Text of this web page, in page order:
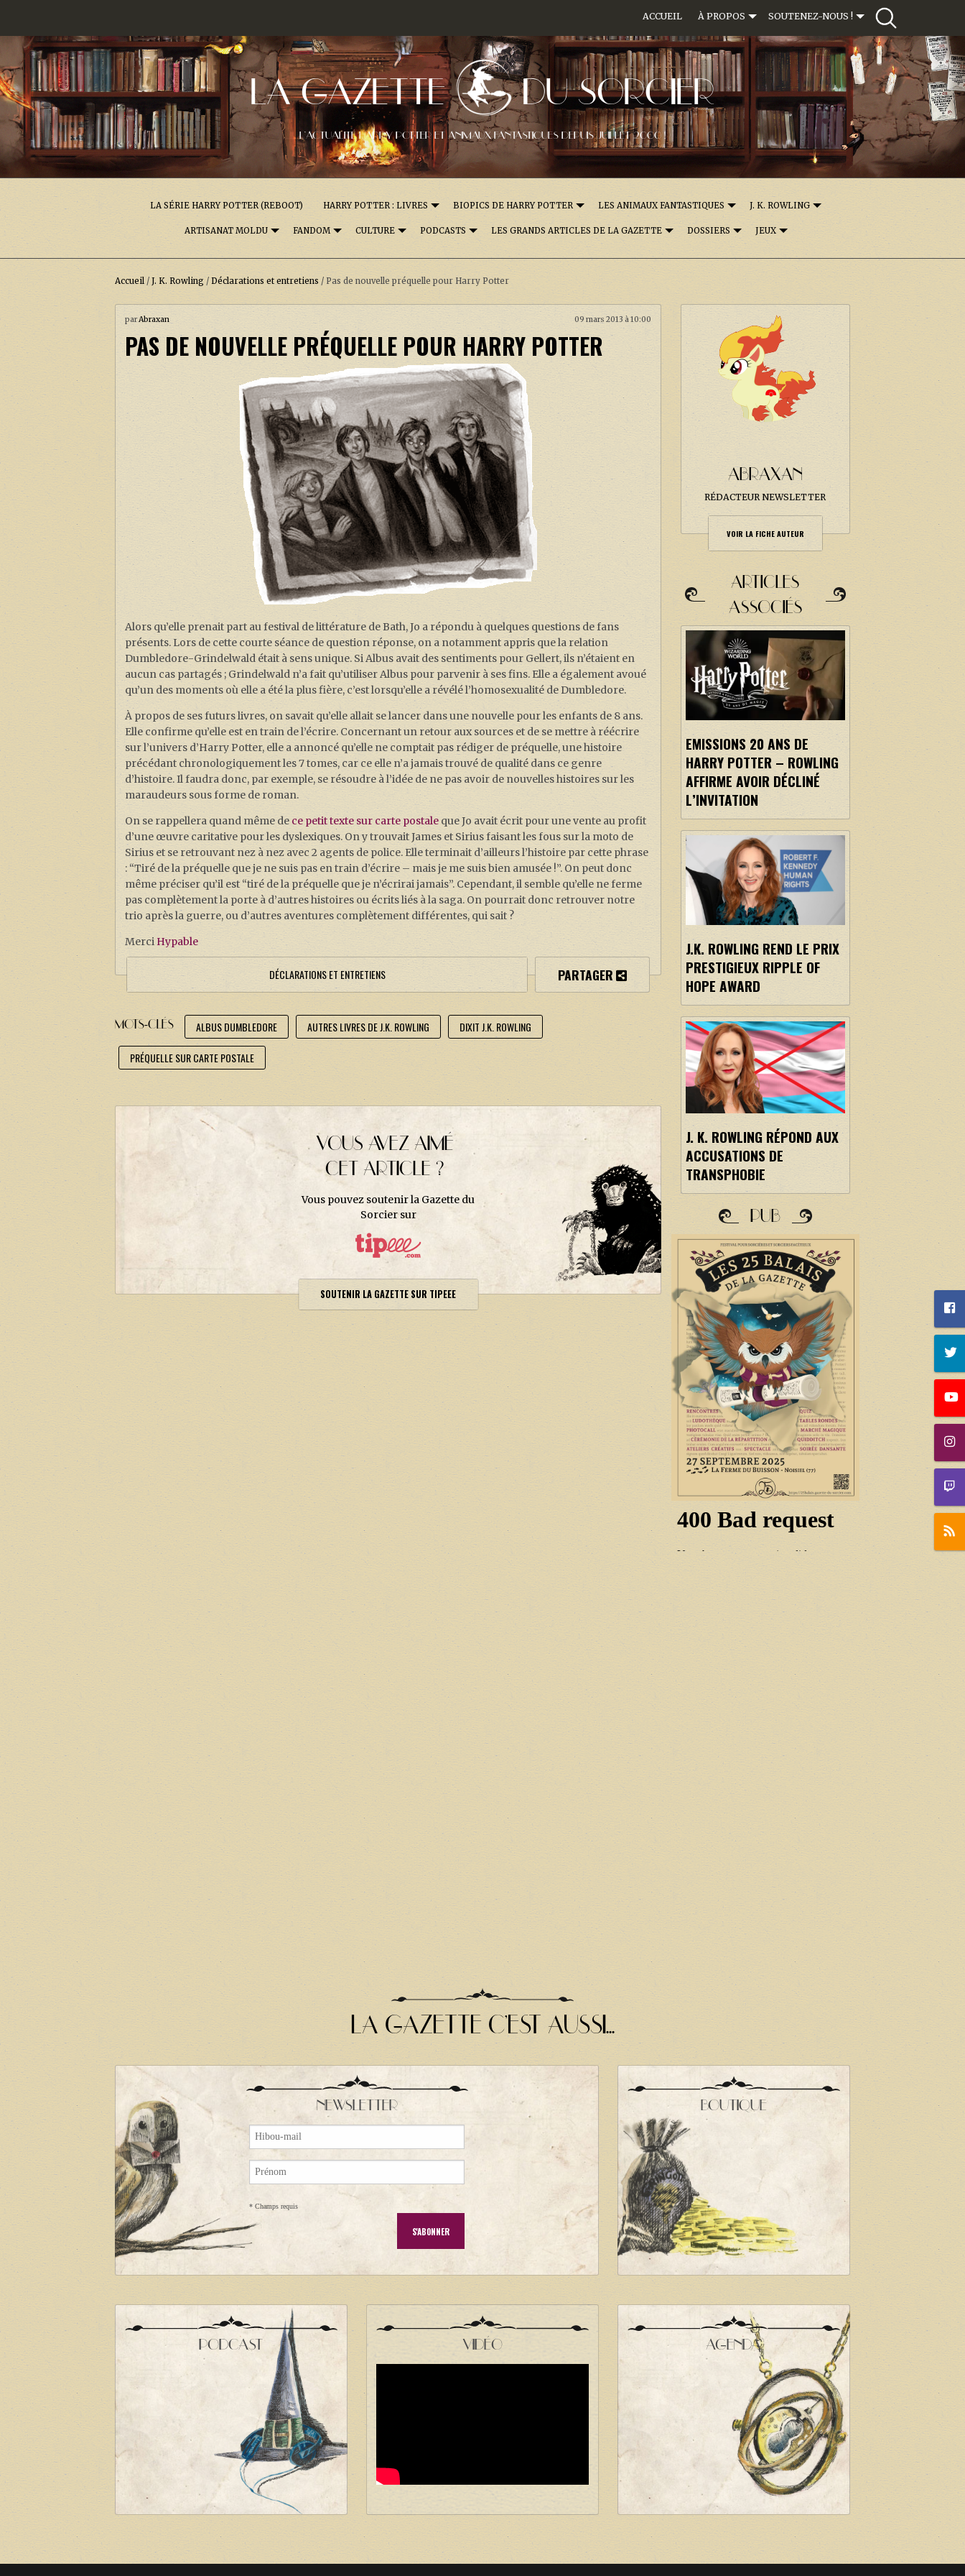
ACCUEIL À PROPOS SOUTENEZ-NOUS !
LA GAZETTE DU SORCIER
L'ACTUALITÉ HARRY POTTER ET ANIMAUX FANTASTIQUES DEPUIS JUILLET 2000 !
LA SÉRIE HARRY POTTER (REBOOT) HARRY POTTER : LIVRES BIOPICS DE HARRY POTTER LES ANIMAUX FANTASTIQUES J. K. ROWLING
ARTISANAT MOLDU FANDOM CULTURE PODCASTS LES GRANDS ARTICLES DE LA GAZETTE DOSSIERS JEUX
Accueil /J. K. Rowling /Déclarations et entretiens /Pas de nouvelle préquelle pour Harry Potter
parAbraxan 09 mars 2013 à 10:00
PAS DE NOUVELLE PRÉQUELLE POUR HARRY POTTER
Alors qu’elle prenait part au festival de littérature de Bath, Jo a répondu à quelques questions de fans
présents. Lors de cette courte séance de question réponse, on a notamment appris que la relation
Dumbledore-Grindelwald était à sens unique. Si Albus avait des sentiments pour Gellert, ils n’étaient en
aucun cas partagés ; Grindelwald n’a fait qu’utiliser Albus pour parvenir à ses fins. Elle a également avoué
qu’un des moments où elle a été la plus fière, c’est lorsqu’elle a révélé l’homosexualité de Dumbledore.
À propos de ses futurs livres, on savait qu’elle allait se lancer dans une nouvelle pour les enfants de 8 ans.
Elle confirme qu’elle est en train de l’écrire. Concernant un retour aux sources et de se mettre à réécrire
sur l’univers d’Harry Potter, elle a annoncé qu’elle ne comptait pas rédiger de préquelle, une histoire
précédant chronologiquement les 7 tomes, car ce elle n’a jamais trouvé de qualité dans ce genre
d’histoire. Il faudra donc, par exemple, se résoudre à l’idée de ne pas avoir de nouvelles histoires sur les
maraudeurs sous forme de roman.
On se rappellera quand même de ce petit texte sur carte postale que Jo avait écrit pour une vente au profit
d’une œuvre caritative pour les dyslexiques. On y trouvait James et Sirius faisant les fous sur la moto de
Sirius et se retrouvant nez à nez avec 2 agents de police. Elle terminait d’ailleurs l’histoire par cette phrase
: “Tiré de la préquelle que je ne suis pas en train d’écrire – mais je me suis bien amusée !”. On peut donc
même préciser qu’il est “tiré de la préquelle que je n’écrirai jamais”. Cependant, il semble qu’elle ne ferme
pas complètement la porte à d’autres histoires ou écrits liés à la saga. On pourrait donc retrouver notre
trio après la guerre, ou d’autres aventures complètement différentes, qui sait ?
Merci Hypable
DÉCLARATIONS ET ENTRETIENS PARTAGER
MOTS-CLÉS ALBUS DUMBLEDORE AUTRES LIVRES DE J.K. ROWLING DIXIT J.K. ROWLING
PRÉQUELLE SUR CARTE POSTALE
VOUS AVEZ AIMÉ
CET ARTICLE ?
Vous pouvez soutenir la Gazette du
Sorcier sur
SOUTENIR LA GAZETTE SUR TIPEEE
ABRAXAN
RÉDACTEUR NEWSLETTER
VOIR LA FICHE AUTEUR
ARTICLES
ASSOCIÉS
EMISSIONS 20 ANS DE
HARRY POTTER – ROWLING
AFFIRME AVOIR DÉCLINÉ
L’INVITATION
J.K. ROWLING REND LE PRIX
PRESTIGIEUX RIPPLE OF
HOPE AWARD
J. K. ROWLING RÉPOND AUX
ACCUSATIONS DE
TRANSPHOBIE
PUB
LA GAZETTE C'EST AUSSI...
NEWSLETTER
* Champs requis
BOUTIQUE
PODCAST VIDÉO AGENDA